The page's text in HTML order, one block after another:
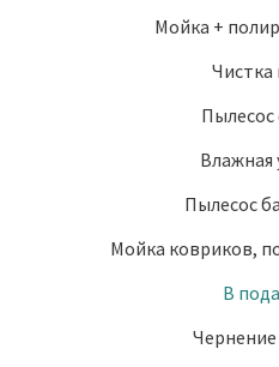
Мойка +
Чистка
Пылесос
Влажная
Пылесос
Мойка ковриков,
В